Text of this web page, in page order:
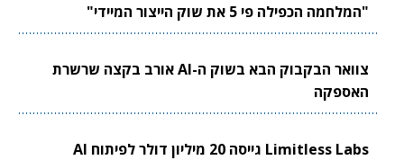
"המלחמה הכפילה פי 5 את שוק הייצור המיידי"
צוואר הבקבוק הבא בשוק ה-AI אורב בקצה שרשרת
האספקה
Limitless Labs גייסה 20 מיליון דולר לפיתוח AI